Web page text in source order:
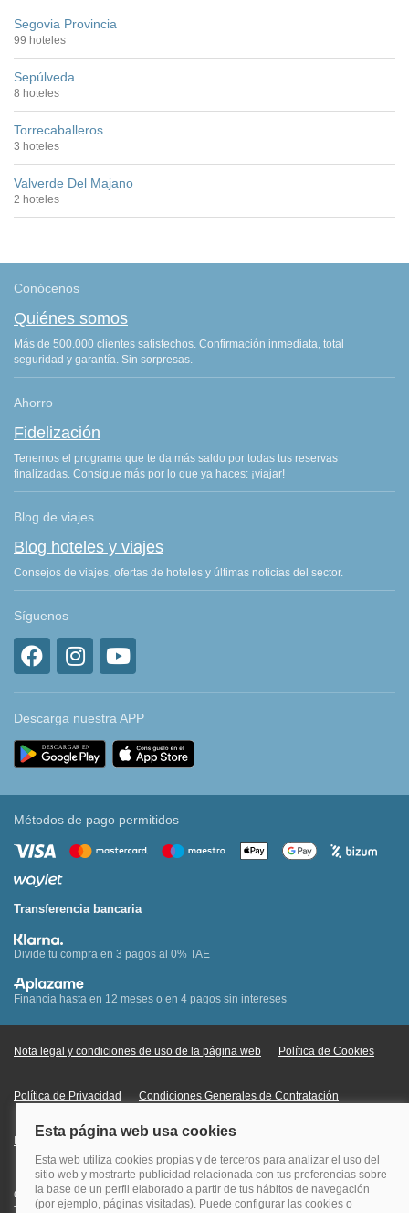
Segovia Provincia
99 hoteles
Sepúlveda
8 hoteles
Torrecaballeros
3 hoteles
Valverde Del Majano
2 hoteles
Conócenos
Quiénes somos
Más de 500.000 clientes satisfechos. Confirmación inmediata, total
seguridad y garantía. Sin sorpresas.
Ahorro
Fidelización
Tenemos el programa que te da más saldo por todas tus reservas
finalizadas. Consigue más por lo que ya haces: ¡viajar!
Blog de viajes
Blog hoteles y viajes
Consejos de viajes, ofertas de hoteles y últimas noticias del sector.
Síguenos
Descarga nuestra APP
Métodos de pago permitidos
Transferencia bancaria
Divide tu compra en 3 pagos al 0% TAE
Financia hasta en 12 meses o en 4 pagos sin intereses
Nota legal y condiciones de uso de la página web Política de Cookies
Política de Privacidad Condiciones Generales de Contratación
Información Legal sobre Mercados en Línea
Quehoteles.com - Especialistas en hoteles © Copyright Veturis Travel S.A.